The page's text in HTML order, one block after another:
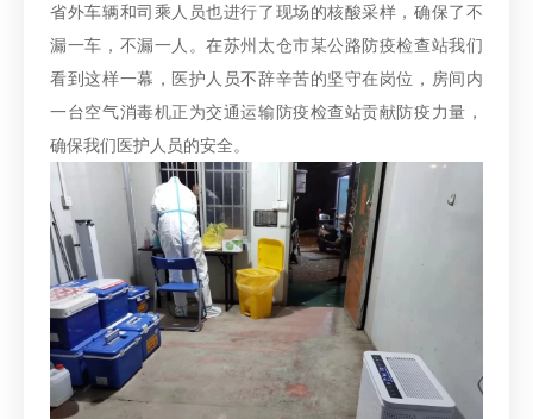
省外车辆和司乘人员也进行了现场的核酸采样，确保了不
漏一车，不漏一人。在苏州太仓市某公路防疫检查站我们
看到这样一幕，医护人员不辞辛苦的坚守在岗位，房间内
一台空气消毒机正为交通运输防疫检查站贡献防疫力量，
确保我们医护人员的安全。